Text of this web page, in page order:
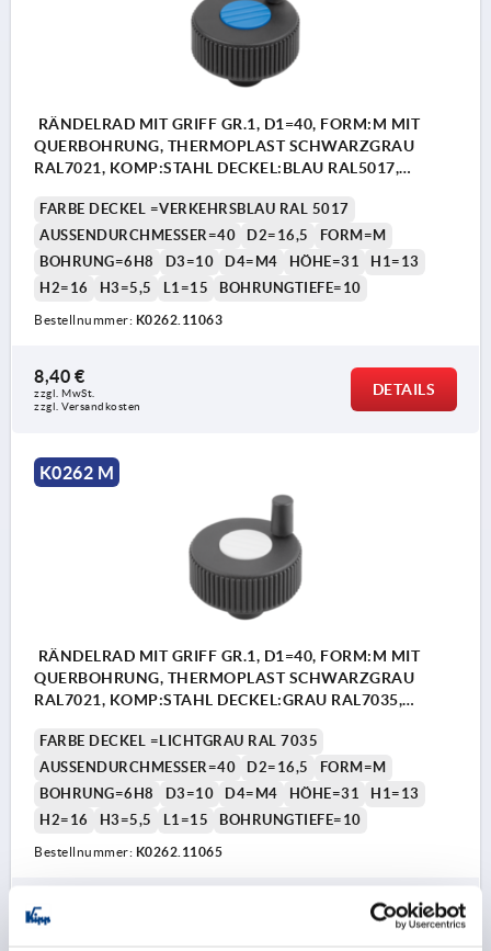
RÄNDELRAD MIT GRIFF GR.1, D1=40, FORM:M MIT
QUERBOHRUNG, THERMOPLAST SCHWARZGRAU
RAL7021, KOMP:STAHL DECKEL:BLAU RAL5017,
FARBE DECKEL =VERKEHRSBLAU RAL 5017
AUSSENDURCHMESSER=40
D2=16,5
FORM=M
BOHRUNG=6H8
D3=10 D4=M4 HÖHE=31
H1=13
H2=16
H3=5,5 L1=15 BOHRUNGTIEFE=10
Bestellnummer: K0262.11063
8,40 €
zzgl. MwSt.
zzgl. Versandkosten
DETAILS
K0262 M
RÄNDELRAD MIT GRIFF GR.1, D1=40, FORM:M MIT
QUERBOHRUNG, THERMOPLAST SCHWARZGRAU
RAL7021, KOMP:STAHL DECKEL:GRAU RAL7035,
FARBE DECKEL =LICHTGRAU RAL 7035
AUSSENDURCHMESSER=40
D2=16,5
FORM=M
BOHRUNG=6H8
D3=10 D4=M4 HÖHE=31
H1=13
H2=16
H3=5,5 L1=15 BOHRUNGTIEFE=10
Bestellnummer: K0262.11065
8,40 €
zzgl. MwSt.
DETAILS